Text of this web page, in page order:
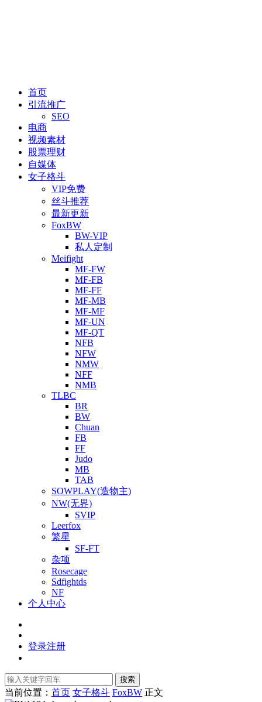
首页
引流推广
SEO
电商
视频素材
股票理财
自媒体
女子格斗
VIP免费
丝斗推荐
最新更新
FoxBW
BW-VIP
私人定制
Meifight
MF-FW
MF-FB
MF-FF
MF-MB
MF-MF
MF-UN
MF-QT
NFB
NFW
NMW
NFF
NMB
TLBC
BR
BW
Chuan
FB
FF
Judo
MB
TAB
SOWPLAY(造物主)
NW(无界)
SVIP
Leerfox
繁星
SF-FT
杂项
Rosecage
Sdfightds
NF
个人中心
登录注册
搜索
当前位置： 首页 女子格斗 FoxBW 正文